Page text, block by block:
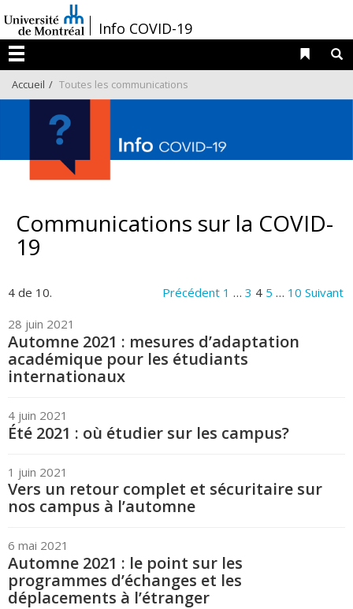
au
contenu
/Info COVID-19
Menu
Liens
Accueil Toutes les communications
Communications sur la COVID-
19
4 de 10. Précédent 1 … 3 4 5 … 10 Suivant
28 juin 2021
Automne 2021 : mesures d’adaptation
académique pour les étudiants
internationaux
4 juin 2021
Été 2021 : où étudier sur les campus?
1 juin 2021
Vers un retour complet et sécuritaire sur
nos campus à l’automne
6 mai 2021
Automne 2021 : le point sur les
programmes d’échanges et les
déplacements à l’étranger